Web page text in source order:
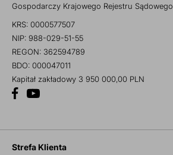
Gospodarczy Krajowego Rejestru Sądowego
KRS: 0000577507
NIP: 988-029-51-55
REGON: 362594789
BDO: 000047011
Kapitał zakładowy 3 950 000,00 PLN
Strefa Klienta